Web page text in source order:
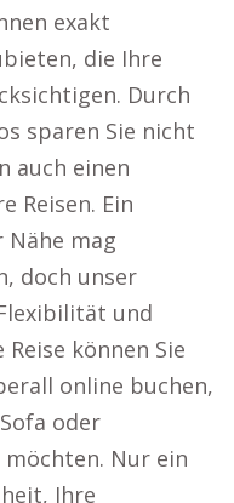
exakt
die Ihre
Durch
sparen Sie nicht
auch einen
Reisen. Ein
Nähe mag
doch unser
und
können Sie
online buchen,
oder
Nur ein
Ihre